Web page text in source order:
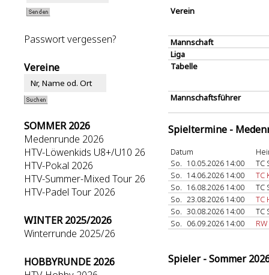
Passwort vergessen?
Vereine
SOMMER 2026
Medenrunde 2026
HTV-Löwenkids U8+/U10 26
HTV-Pokal 2026
HTV-Summer-Mixed Tour 26
HTV-Padel Tour 2026
WINTER 2025/2026
Winterrunde 2025/26
HOBBYRUNDE 2026
Verein
Mannschaft
Liga
Tabelle
Mannschaftsführer
Spieltermine -
Datum
So. 10.05.2026 14:00
TC
So. 14.06.2026 14:00
TC
So. 16.08.2026 14:00
TC
So. 23.08.2026 14:00
TC
So. 30.08.2026 14:00
TC
So. 06.09.2026 14:00
Spieler - Sommer